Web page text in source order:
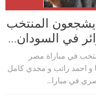
المنتخب
في السودان...
في مباراة مصر
و احمد راتب و مجدي كامل
في مبارا...